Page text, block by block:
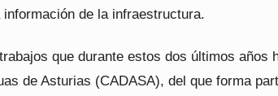
de la infraestructura.
que durante estos dos últimos años
de Asturias (CADASA), del que forma